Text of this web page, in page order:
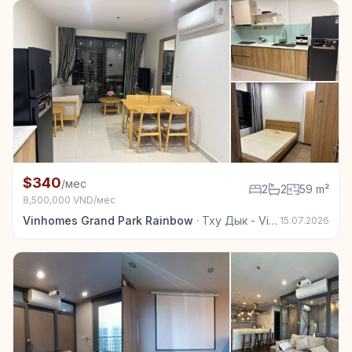
Квартира в аренду в Тху Дык - Vinhomes Grand
$340/мес
8,500,000 VND/мес
2 2 59 m²
Vinhomes Grand Park Rainbow · Тху Дык - Vinhomes Grand Park 15.07.2026